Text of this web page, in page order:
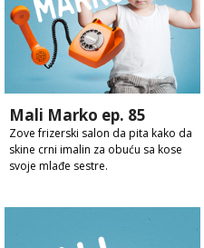
Mali Marko ep. 85
Zove frizerski salon da pita kako da
skine crni imalin za obuću sa kose
svoje mlađe sestre.